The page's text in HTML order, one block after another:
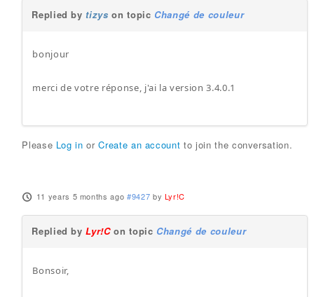
Replied by tizys on topic Changé de couleur
bonjour
merci de votre réponse, j'ai la version 3.4.0.1
Please Log in orCreate an account to join the conversation.
11 years 5 months ago #9427 by Lyr!C
Replied byLyr!Con topic Changé de couleur
Bonsoir,